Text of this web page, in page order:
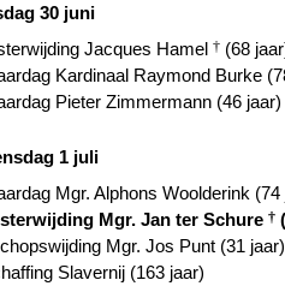
30 juni
Jacques Hamel † (68
Kardinaal Raymond Burke
Pieter Zimmermann (46 jaar)
1 juli
Mgr. Alphons Woolderink (74
Mgr. Jan ter Schure †
Mgr. Jos Punt (31 jaar)
Slavernij (163 jaar)